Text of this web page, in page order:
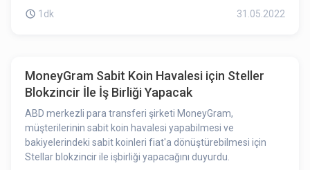
1dk
31.05.2022
MoneyGram Sabit Koin Havalesi için Steller
Blokzincir İle İş Birliği Yapacak
ABD merkezli para transferi şirketi MoneyGram,
müşterilerinin sabit koin havalesi yapabilmesi ve
bakiyelerindeki sabit koinleri fiat'a dönüştürebilmesi için
Stellar blokzincir ile işbirliği yapacağını duyurdu.